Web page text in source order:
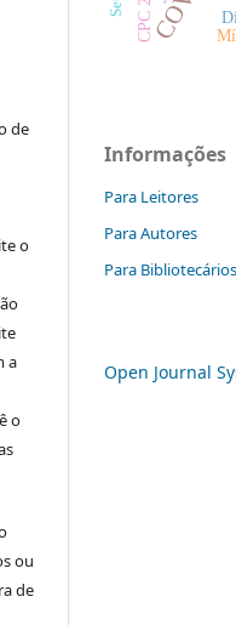
de
o
a
o
ou
de
CPC 25
Informações
Para Leitores
Para Autores
Para Bibliotecários
Open Journal